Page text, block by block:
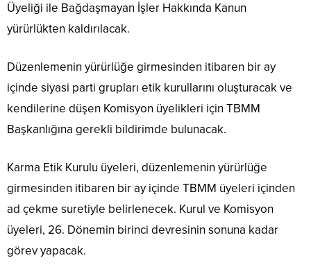
Üyeliği ile Bağdaşmayan İşler Hakkında Kanun
yürürlükten kaldırılacak.
Düzenlemenin yürürlüğe girmesinden itibaren bir ay
içinde siyasi parti grupları etik kurullarını oluşturacak ve
kendilerine düşen Komisyon üyelikleri için TBMM
Başkanlığına gerekli bildirimde bulunacak.
Karma Etik Kurulu üyeleri, düzenlemenin yürürlüğe
girmesinden itibaren bir ay içinde TBMM üyeleri içinden
ad çekme suretiyle belirlenecek. Kurul ve Komisyon
üyeleri, 26. Dönemin birinci devresinin sonuna kadar
görev yapacak.